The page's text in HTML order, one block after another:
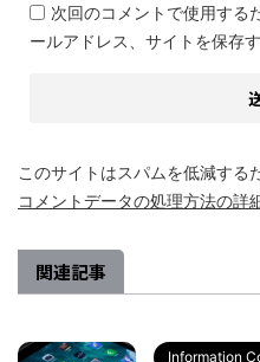
次回のコメントで使用する
ールアドレス、サイトを保存す
このサイトはスパムを低減する
コメントデータの処理方法の詳
関連記事
Information